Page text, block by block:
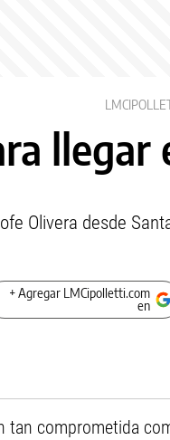
llegar
Olivera desde
+ Agregar LMCipolletti.com
en
tan comprometida